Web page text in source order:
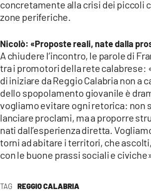
TAG REGGIO CALABRIA
concretamente alla crisi dei piccoli
zone periferiche.
Nicolò: «Proposte reali, nate dalla
A chiudere l’incontro, le parole di
tra i promotori della rete calabrese:
di iniziare da Reggio Calabria non a
dello spopolamento giovanile è
vogliamo evitare ogni retorica: non
lanciare proclami, ma a proporre
nati dall’esperienza diretta.
torni ad abitare i territori, che
con le buone prassi sociali e